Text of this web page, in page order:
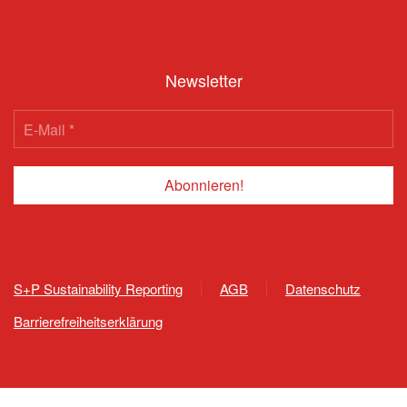
Newsletter
S+P Sustainability Reporting AGB
Datenschutz
Barrierefreiheitserklärung